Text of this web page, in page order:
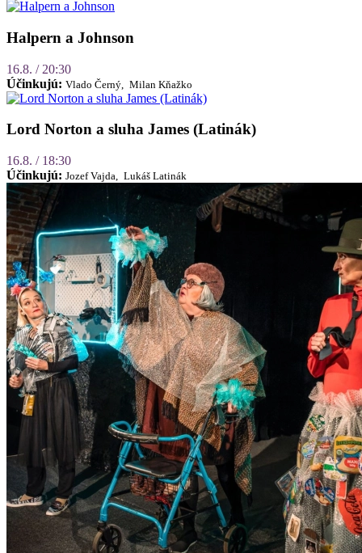
Halpern a Johnson
16.8. / 20:30
Účinkujú: Vlado Černý, Milan Kňažko
Lord Norton a sluha James (Latinák)
16.8. / 18:30
Účinkujú: Jozef Vajda, Lukáš Latinák